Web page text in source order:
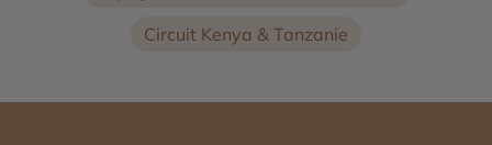
Circuit Kenya & Tanzanie